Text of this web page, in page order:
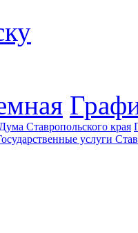
Дума Ставропольского края
услуги